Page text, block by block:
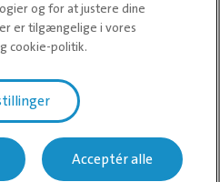
08:00 ­- 17:30
08:00 ­- 17:30
og for at justere dine
er tilgængelige i vores
cookie-politik.
Acceptér alle